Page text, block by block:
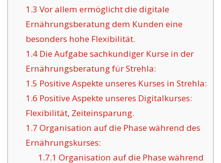
1.3 Vor allem ermöglicht die digitale
Ernährungsberatung dem Kunden eine
besonders hohe Flexibilität.
1.4Die Aufgabe sachkundiger Kurse in der
Ernährungsberatung für Strehla:
1.5 Positive Aspekte unseres Kurses in Strehla:
1.6 Positive Aspekte unseres Digitalkurses:
Flexibilität, Zeiteinsparung.
1.7 Organisation auf die Phase während des
Ernährungskurses:
1.7.1 Organisation auf die Phase während